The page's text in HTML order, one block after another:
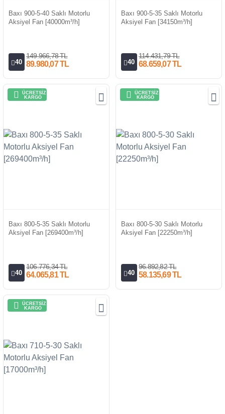
Baxı 900-5-40 Saklı Motorlu
Aksiyel Fan [40000m³/h]
40
149.966,78 TL
89.980,07 TL
Baxı 900-5-35 Saklı Motorlu
Aksiyel Fan [34150m³/h]
40
114.431,79 TL
68.659,07 TL
ÜCRETSİZ
KARGO
Baxı 800-5-35 Saklı Motorlu
Aksiyel Fan [269400m³/h]
40
106.776,34 TL
64.065,81 TL
ÜCRETSİZ
KARGO
Baxı 800-5-30 Saklı Motorlu
Aksiyel Fan [22250m³/h]
40
96.892,82 TL
58.135,69 TL
ÜCRETSİZ
KARGO